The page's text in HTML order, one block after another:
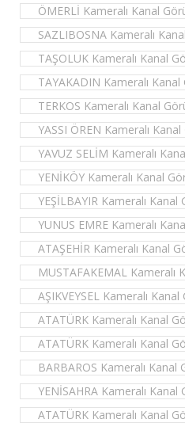
ÖMERLİ Kameralı Kanal
SAZLIBOSNA Kameralı
TAŞOLUK Kameralı Kanal
TAYAKADIN Kameralı
TERKOS Kameralı Kanal
YASSI ÖREN Kameralı
YAVUZ SELİM Kameralı
YENİKÖY Kameralı Kanal
YEŞİLBAYIR Kameralı
YUNUS EMRE Kameralı
ATAŞEHİR Kameralı Kanal
MUSTAFAKEMAL Kameralı
AŞIKVEYSEL Kameralı
ATATÜRK Kameralı Kanal
ATATÜRK Kameralı Kanal
BARBAROS Kameralı Kanal
YENİSAHRA Kameralı
ATATÜRK Kameralı Kanal